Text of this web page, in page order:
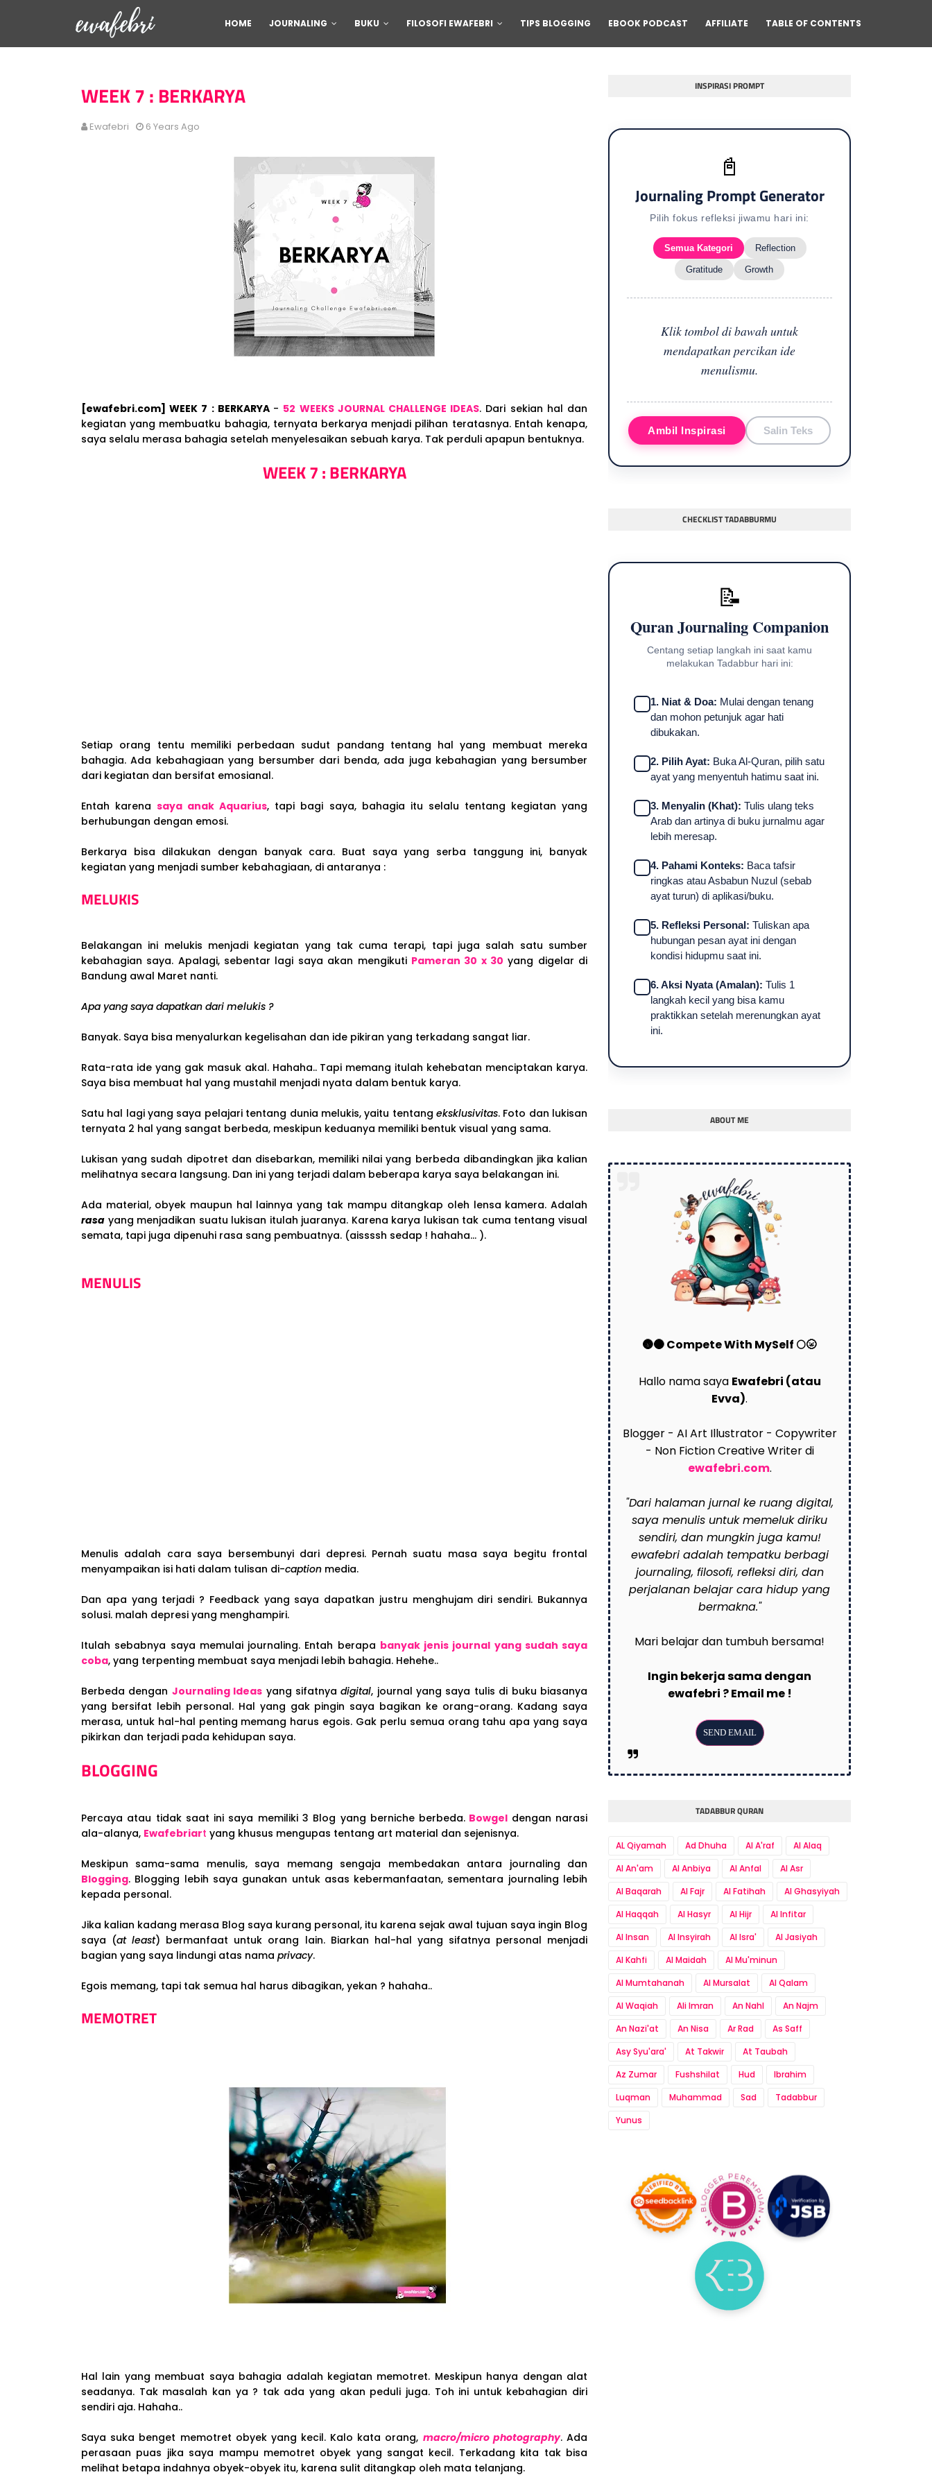
HOME JOURNALING BUKU FILOSOFI EWAFEBRI TIPS BLOGGING EBOOK PODCAST AFFILIATE TABLE OF CONTENTS
WEEK 7 : BERKARYA
Ewafebri 6 Years Ago
[ewafebri.com] WEEK 7 : BERKARYA - 52 WEEKS JOURNAL CHALLENGE IDEAS. Dari sekian hal dan
kegiatan yang membuatku bahagia, ternyata berkarya menjadi pilihan teratasnya. Entah kenapa,
saya selalu merasa bahagia setelah menyelesaikan sebuah karya. Tak perduli apapun bentuknya.
WEEK 7 : BERKARYA
Setiap orang tentu memiliki perbedaan sudut pandang tentang hal yang membuat mereka
bahagia. Ada kebahagiaan yang bersumber dari benda, ada juga kebahagian yang bersumber
dari kegiatan dan bersifat emosianal.
Entah karenasaya anak Aquarius, tapi bagi saya, bahagia itu selalu tentang kegiatan yang
berhubungan dengan emosi.
Berkarya bisa dilakukan dengan banyak cara. Buat saya yang serba tanggung ini, banyak
kegiatan yang menjadi sumber kebahagiaan, di antaranya :
MELUKIS
Belakangan ini melukis menjadi kegiatan yang tak cuma terapi, tapi juga salah satu sumber
kebahagian saya. Apalagi, sebentar lagi saya akan mengikuti Pameran 30 x 30 yang digelar di
Bandung awal Maret nanti.
Apa yang saya dapatkan dari melukis ?
Banyak. Saya bisa menyalurkan kegelisahan dan ide pikiran yang terkadang sangat liar.
Rata-rata ide yang gak masuk akal. Hahaha.. Tapi memang itulah kehebatan menciptakan karya.
Saya bisa membuat hal yang mustahil menjadi nyata dalam bentuk karya.
Satu hal lagi yang saya pelajari tentang dunia melukis, yaitu tentang eksklusivitas. Foto dan lukisan
ternyata 2 hal yang sangat berbeda, meskipun keduanya memiliki bentuk visual yang sama.
Lukisan yang sudah dipotret dan disebarkan, memiliki nilai yang berbeda dibandingkan jika kalian
melihatnya secara langsung. Dan ini yang terjadi dalam beberapa karya saya belakangan ini.
Ada material, obyek maupun hal lainnya yang tak mampu ditangkap oleh lensa kamera. Adalah
rasa yang menjadikan suatu lukisan itulah juaranya. Karena karya lukisan tak cuma tentang visual
semata, tapi juga dipenuhi rasa sang pembuatnya. (aissssh sedap ! hahaha... ).
MENULIS
Menulis adalah cara saya bersembunyi dari depresi. Pernah suatu masa saya begitu frontal
menyampaikan isi hati dalam tulisan di-caption media.
Dan apa yang terjadi ? Feedback yang saya dapatkan justru menghujam diri sendiri. Bukannya
solusi. malah depresi yang menghampiri.
Itulah sebabnya saya memulai journaling. Entah berapa banyak jenis journal yang sudah saya
coba, yang terpenting membuat saya menjadi lebih bahagia. Hehehe..
Berbeda dengan Journaling Ideas yang sifatnyadigital, journal yang saya tulis di buku biasanya
yang bersifat lebih personal. Hal yang gak pingin saya bagikan ke orang-orang. Kadang saya
merasa, untuk hal-hal penting memang harus egois. Gak perlu semua orang tahu apa yang saya
pikirkan dan terjadi pada kehidupan saya.
BLOGGING
Percaya atau tidak saat ini saya memiliki 3 Blog yang berniche berbeda. Bowgel dengan narasi
ala-alanya, Ewafebriart yang khusus mengupas tentang art material dan sejenisnya.
Meskipun sama-sama menulis, saya memang sengaja membedakan antara journaling dan
Blogging. Blogging lebih saya gunakan untuk asas kebermanfaatan, sementara journaling lebih
kepada personal.
Jika kalian kadang merasa Blog saya kurang personal, itu karena sejak awal tujuan saya ingin Blog
saya (at least) bermanfaat untuk orang lain. Biarkan hal-hal yang sifatnya personal menjadi
bagian yang saya lindungi atas nama privacy.
Egois memang, tapi tak semua hal harus dibagikan, yekan ? hahaha..
MEMOTRET
Hal lain yang membuat saya bahagia adalah kegiatan memotret. Meskipun hanya dengan alat
seadanya. Tak masalah kan ya ? tak ada yang akan peduli juga. Toh ini untuk kebahagian diri
sendiri aja. Hahaha..
Saya suka benget memotret obyek yang kecil. Kalo kata orang, macro/micro photography. Ada
perasaan puas jika saya mampu memotret obyek yang sangat kecil. Terkadang kita tak bisa
melihat betapa indahnya obyek-obyek itu, karena sulit ditangkap oleh mata telanjang.
INSPIRASI PROMPT
📓
Journaling Prompt Generator
Pilih fokus refleksi jiwamu hari ini:
Semua Kategori Reflection
Gratitude Growth
Klik tombol di bawah untuk
mendapatkan percikan ide
menulismu.
Ambil Inspirasi Salin Teks
CHECKLIST TADABBURMU
📝
Quran Journaling Companion
Centang setiap langkah ini saat kamu
melakukan Tadabbur hari ini:
1. Niat & Doa: Mulai dengan tenang
dan mohon petunjuk agar hati
dibukakan.
2. Pilih Ayat: Buka Al-Quran, pilih satu
ayat yang menyentuh hatimu saat ini.
3. Menyalin (Khat): Tulis ulang teks
Arab dan artinya di buku jurnalmu agar
lebih meresap.
4. Pahami Konteks: Baca tafsir
ringkas atau Asbabun Nuzul (sebab
ayat turun) di aplikasi/buku.
5. Refleksi Personal: Tuliskan apa
hubungan pesan ayat ini dengan
kondisi hidupmu saat ini.
6. Aksi Nyata (Amalan): Tulis 1
langkah kecil yang bisa kamu
praktikkan setelah merenungkan ayat
ini.
ABOUT ME
🌚🌑 Compete With MySelf 🌕🌝
Hallo nama saya Ewafebri (atau
Evva).
Blogger - AI Art Illustrator - Copywriter
- Non Fiction Creative Writer di
ewafebri.com.
"Dari halaman jurnal ke ruang digital,
saya menulis untuk memeluk diriku
sendiri, dan mungkin juga kamu!
ewafebri adalah tempatku berbagi
journaling, filosofi, refleksi diri, dan
perjalanan belajar cara hidup yang
bermakna."
Mari belajar dan tumbuh bersama!
Ingin bekerja sama dengan
ewafebri ? Email me !
TADABBUR QURAN
AL Qiyamah Ad Dhuha Al A'raf
Al Alaq
Al An'am
Al Anbiya Al Anfal
Al Asr
Al Baqarah
Al Fajr Al Fatihah
Al Ghasyiyah
Al Haqqah
Al Hasyr Al Hijr
Al Infitar
Al Insan
Al Insyirah Al Isra'
Al Jasiyah
Al Kahfi
Al Maidah
Al Mu'minun
Al Mumtahanah
Al Mursalat
Al Qalam
Al Waqiah
Ali Imran An Nahl
An Najm
An Nazi'at
An Nisa Ar Rad
As Saff
Asy Syu'ara'
At Takwir
At Taubah
Az Zumar
Fushshilat Hud
Ibrahim
Luqman
Muhammad Sad
Tadabbur
Yunus